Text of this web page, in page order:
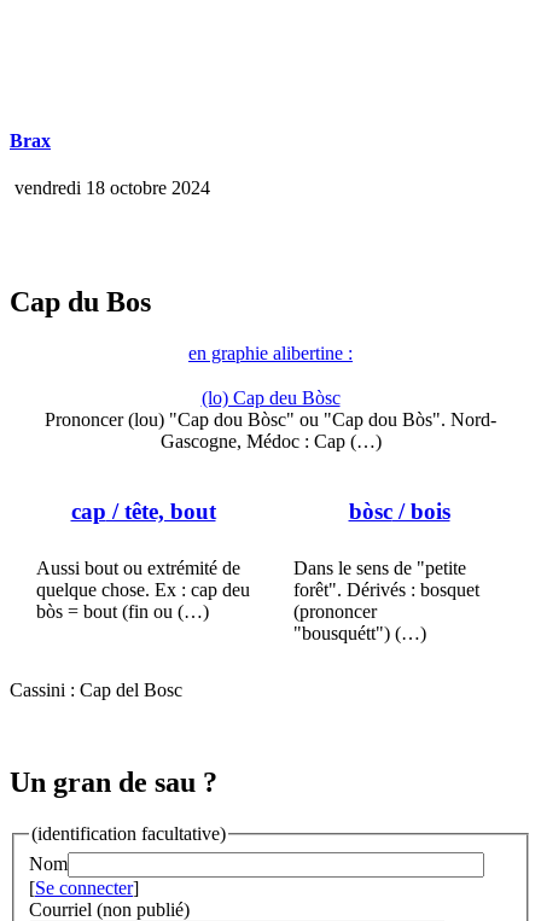
Brax
vendredi 18 octobre 2024
Cap du Bos
en graphie alibertine :
(lo) Cap deu Bòsc
Prononcer (lou) "Cap dou Bòsc" ou "Cap dou Bòs". Nord-
Gascogne, Médoc : Cap (…)
cap / tête, bout
Aussi bout ou extrémité de
quelque chose. Ex : cap deu
bòs = bout (fin ou (…)
bòsc/ bois
Dans le sens de "petite
forêt". Dérivés : bosquet
(prononcer
"bousquétt") (…)
Cassini : Cap del Bosc
Un gran de sau ?
(identification facultative)
Nom
[Se connecter]
Courriel (non publié)